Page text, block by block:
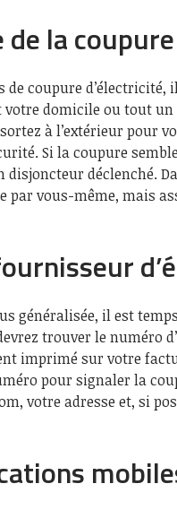
la coupure
de coupure
domicile ou tout
à l’extérieur pour
Si la coupure
déclenché.
par vous-même, mais
généralisée, il est
trouver le numéro
imprimé sur votre
pour signaler la
votre adresse et, si